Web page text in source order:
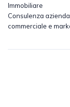
Immobiliare
Consulenza
commerciale e